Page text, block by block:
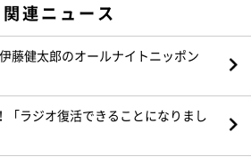
関連ニュース
藤健太郎のオールナイトニッポン
「ラジオ復活できることになりまし